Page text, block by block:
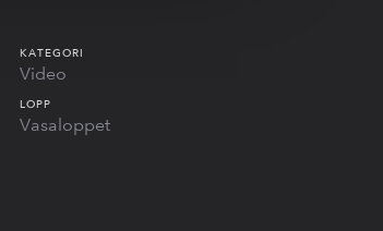
KATEGORI
Video
LOPP
Vasaloppet